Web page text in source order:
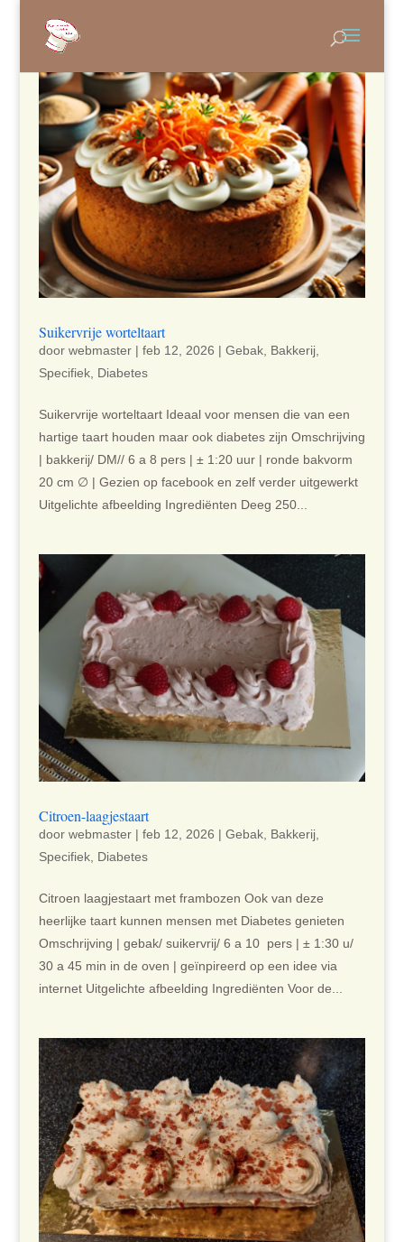
Suikervrije worteltaart
door webmaster| feb 12, 2026 | Gebak, Bakkerij,
Specifiek, Diabetes
Suikervrije worteltaart Ideaal voor mensen die van een
hartige taart houden maar ook diabetes zijn Omschrijving
| bakkerij/ DM// 6 a 8 pers | ± 1:20 uur | ronde bakvorm
20 cm ∅ | Gezien op facebook en zelf verder uitgewerkt
Uitgelichte afbeelding Ingrediënten Deeg 250...
Citroen-laagjestaart
door webmaster| feb 12, 2026 | Gebak, Bakkerij,
Specifiek, Diabetes
Citroen laagjestaart met frambozen Ook van deze
heerlijke taart kunnen mensen met Diabetes genieten
Omschrijving | gebak/ suikervrij/ 6 a 10 pers | ± 1:30 u/
30 a 45 min in de oven | geïnpireerd op een idee via
internet Uitgelichte afbeelding Ingrediënten Voor de...